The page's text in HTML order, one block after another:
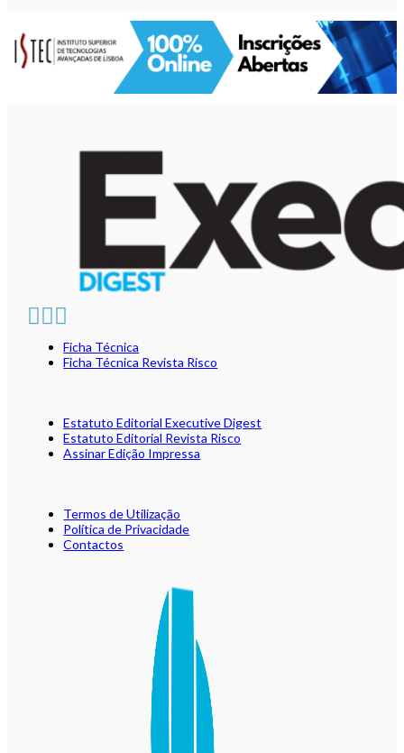
Ficha Técnica
Ficha Técnica Revista Risco
Estatuto Editorial Executive Digest
Estatuto Editorial Revista Risco
Assinar Edição Impressa
Termos de Utilização
Política de Privacidade
Contactos